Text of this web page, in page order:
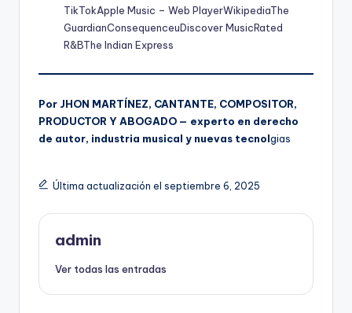
TikTokApple Music – Web PlayerWikipediaThe
GuardianConsequenceuDiscover MusicRated
R&BThe Indian Express
Por JHON MARTÍNEZ, CANTANTE, COMPOSITOR,
PRODUCTOR Y ABOGADO — experto en derecho
de autor, industria musical y nuevas tecnolgias
Última actualización el septiembre 6, 2025
admin
Ver todas las entradas